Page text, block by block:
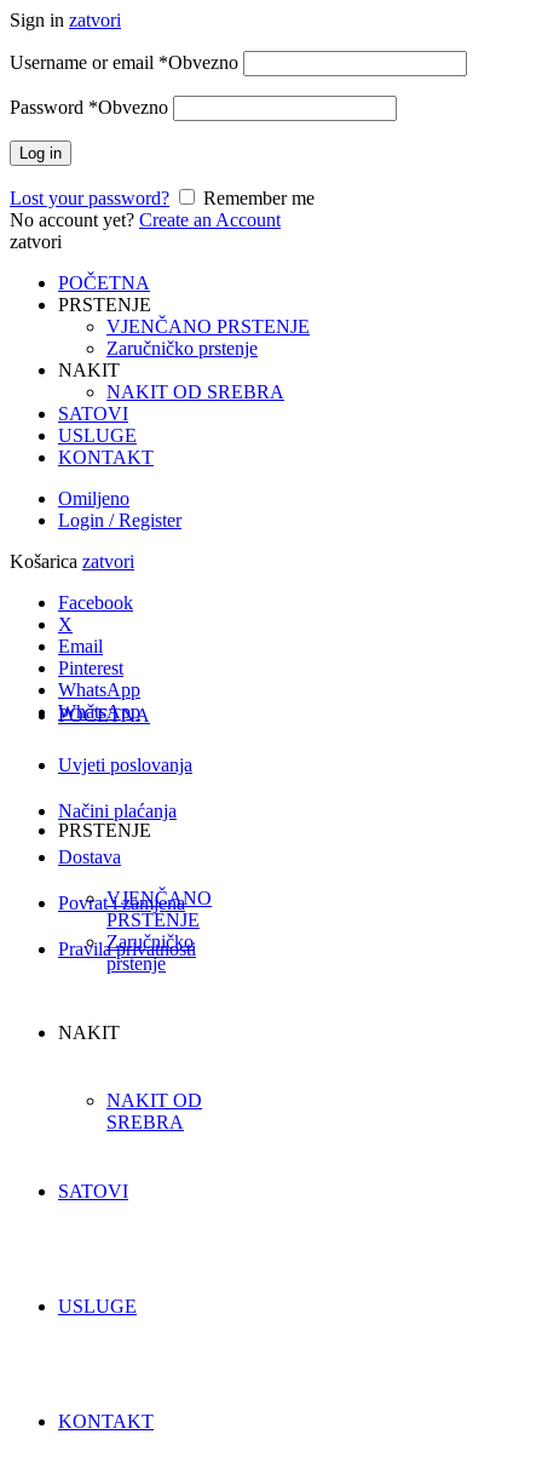
Sign in zatvori
Username or email *Obvezno
Password *Obvezno
Log in
Lost your password?
Remember me
No account yet? Create an Account
zatvori
POČETNA
PRSTENJE
VJENČANO PRSTENJE
Zaručničko prstenje
NAKIT
NAKIT OD SREBRA
SATOVI
USLUGE
KONTAKT
Omiljeno
Login / Register
Košarica zatvori
Facebook
X
Email
Pinterest
WhatsApp
WhatsApp
Uvjeti poslovanja
Načini plaćanja
Dostava
Povrat i zamjena
Pravila privatnosti
POČETNA
PRSTENJE
VJENČANO
PRSTENJE
Zaručničko
prstenje
NAKIT
NAKIT OD
SREBRA
SATOVI
USLUGE
KONTAKT